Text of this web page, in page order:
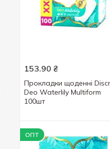
153.90 ₴
Прокладки щоденні
Deo Waterlily Multiform
100шт
ОПТ